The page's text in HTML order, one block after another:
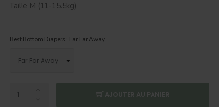
Taille M (11-15.5kg)
Best Bottom Diapers : Far Far Away
AJOUTER AU PANIER